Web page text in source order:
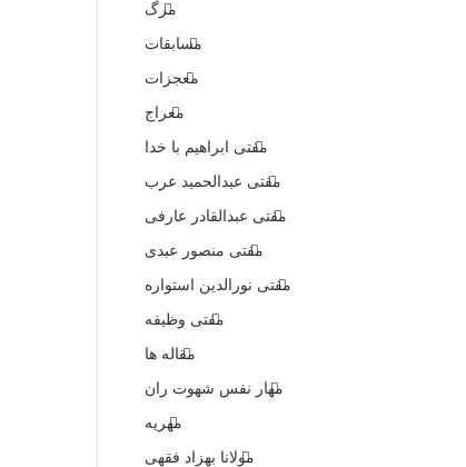
مرگ
مسابقات
معجزات
معراج
مفتی ابراهیم با خدا
مفتی عبدالحمید عرب
مفتی عبدالقادر عارفی
مفتی منصور عبدی
مفتی نورالدین استواره
مفتی وظیفه
مقاله ها
مهار نفس شهوت ران
مهریه
مولانا بهزاد فقهی